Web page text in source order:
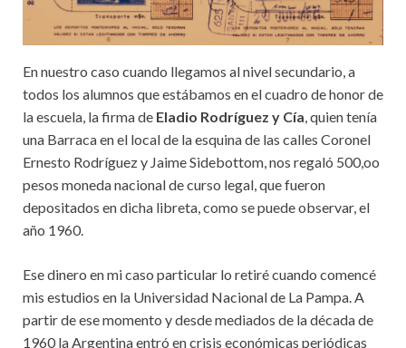
En nuestro caso cuando llegamos al nivel secundario, a
todos los alumnos que estábamos en el cuadro de honor de
la escuela, la firma de Eladio Rodríguez y Cía, quien tenía
una Barraca en el local de la esquina de las calles Coronel
Ernesto Rodríguez y Jaime Sidebottom, nos regaló 500,oo
pesos moneda nacional de curso legal, que fueron
depositados en dicha libreta, como se puede observar, el
año 1960.
Ese dinero en mi caso particular lo retiré cuando comencé
mis estudios en la Universidad Nacional de La Pampa. A
partir de ese momento y desde mediados de la década de
1960 la Argentina entró en crisis económicas periódicas